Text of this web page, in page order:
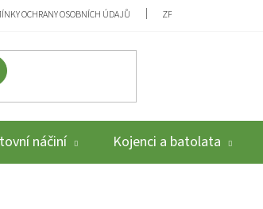
OCHRANY OSOBNÍCH ÚDAJŮ ZPĚTNÝ ODBĚR
náčiní Kojenci a batolata